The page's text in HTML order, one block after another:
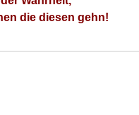
die diesen gehn!